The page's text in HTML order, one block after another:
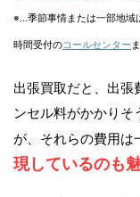
※…季節事情または一部地域
時間受付のコールセンター
出張買取だと、出張
ンセル料がかかり
が、それらの費用は
現しているのも